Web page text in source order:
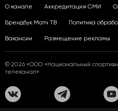
О канале Аккредитация СМИ
Брендбук Матч ТВ Политика
Вакансии Размещение рекламы
© 2026 «ООО «Национальный
телеканал»